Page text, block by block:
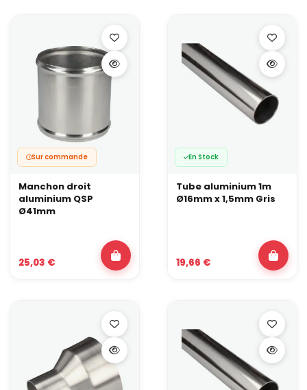
Sur commande
Manchon droit
aluminium QSP
Ø41mm
25,03 €
En Stock
Tube aluminium 1m
Ø16mm x 1,5mm Gris
19,66 €